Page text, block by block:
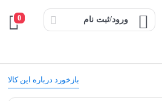
ورود/ثبت نام 0
بازخورد درباره این کالا